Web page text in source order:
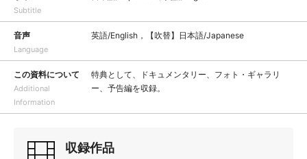
Subtitle
音声
Language
英語/English，【吹替】日本語/Japanese
この資料について
Additional
Information
特典として、ドキュメンタリー、フォト・ギャラリ
ー、予告編を収録。
収録作品